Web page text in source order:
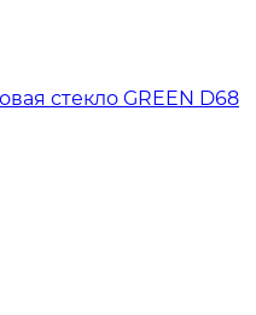
стекло GREEN D68